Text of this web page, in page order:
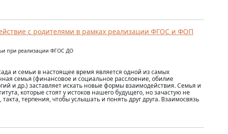
с родителями в рамках реализации ФГОС и ФОП
при реализации ФГОС ДО
и семьи в настоящее время является одной из самых
семья (финансовое и социальное расслоение, обилие
и др.) заставляет искать новые формы взаимодействия. Семья и
которые стоят у истоков нашего будущего, но зачастую не
терпения, чтобы услышать и понять друг друга. Взаимосвязь